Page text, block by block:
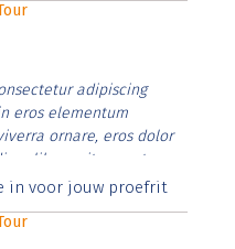
adipiscing
eros elementum
ornare, eros dolor
libero vitae erat.
id rutrum lorem
in voor jouw proefrit